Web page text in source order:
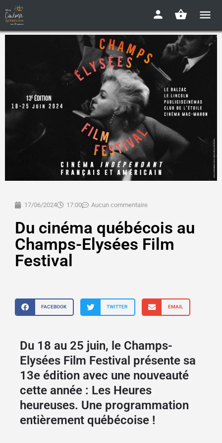
17/06/2024 17:00 Aucun commentaire
Du cinéma québécois au
Champs-Elysées Film
Festival
FACEBOOK TWITTER EMAIL
Du 18 au 25 juin, le Champs-
Elysées Film Festival présente sa
13e édition avec une nouveauté
cette année : Les Heures
heureuses. Une programmation
entièrement québécoise !